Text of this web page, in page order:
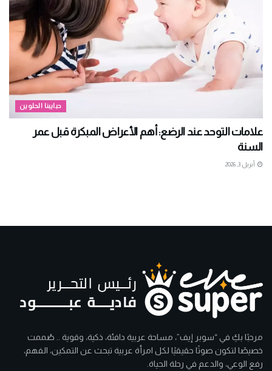
حبايبنا الحلوين
علامات التوحد عند الرضع: أهم الأعراض المبكرة قبل عمر
السنة
أبريل 3, 2026
مرحبًا بكِ في “سوبر إيف”، مساحة عربية دافئة، ذكية، وقوية .. صُممت
خصيصًا لتكون صوتًا حقيقيًا لكل امرأة عربية تبحث عن التمكين، الفهم،
رفع الوعي، والدعم في رحلة الحياة.